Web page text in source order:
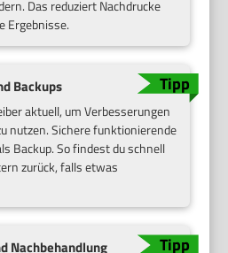
Das reduziert Nachdrucke
Ergebnisse.
Backups
aktuell, um Verbesserungen
nutzen. Sichere funktionierende
Backup. So findest du schnell
zurück, falls etwas
Nachbehandlung